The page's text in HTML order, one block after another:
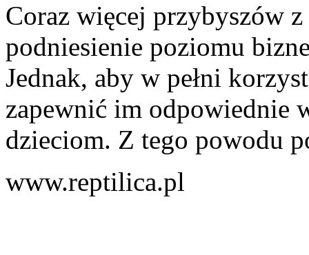
Coraz więcej przybyszów
podniesienie poziomu
Jednak, aby w pełni
zapewnić im odpowiednie
dzieciom. Z tego powodu
www.reptilica.pl